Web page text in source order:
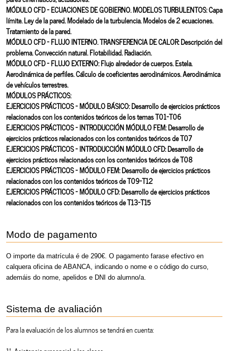
MÓDULO CFD - ECUACIONES DE GOBIERNO. MODELOS TURBULENTOS: Capa
límite. Ley de la pared. Modelado de la turbulencia. Modelos de 2 ecuaciones.
Tratamiento de la pared.
MÓDULO CFD - FLUJO INTERNO. TRANSFERENCIA DE CALOR: Descripción del
problema. Convección natural. Flotabilidad. Radiación.
MÓDULO CFD - FLUJO EXTERNO: Flujo alrededor de cuerpos. Estela.
Aerodinámica de perfiles. Cálculo de coeficientes aerodinámicos. Aerodinámica
de vehículos terrestres.
MÓDULOS PRÁCTICOS:
EJERCICIOS PRÁCTICOS - MÓDULO BÁSICO: Desarrollo de ejercicios prácticos
relacionados con los contenidos teóricos de los temas T01-T06
EJERCICIOS PRÁCTICOS - INTRODUCCIÓN MÓDULO FEM: Desarrollo de
ejercicios prácticos relacionados con los contenidos teóricos de T07
EJERCICIOS PRÁCTICOS - INTRODUCCIÓN MÓDULO CFD: Desarrollo de
ejercicios prácticos relacionados con los contenidos teóricos de T08
EJERCICIOS PRÁCTICOS - MÓDULO FEM: Desarrollo de ejercicios prácticos
relacionados con los contenidos teóricos de T09-T12
EJERCICIOS PRÁCTICOS - MÓDULO CFD: Desarrollo de ejercicios prácticos
relacionados con los contenidos teóricos de T13-T15
Modo de pagamento
O importe da matrícula é de 290€. O pagamento farase efectivo en
calquera oficina de ABANCA, indicando o nome e o código do curso,
ademáis do nome, apelidos e DNI do alumno/a.
Sistema de avaliación
Para la evaluación de los alumnos se tendrá en cuenta: